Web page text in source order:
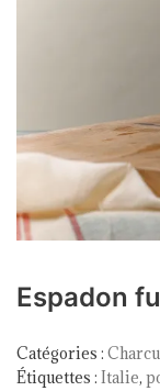
Espadon
Catégories :
Étiquettes : Italie,